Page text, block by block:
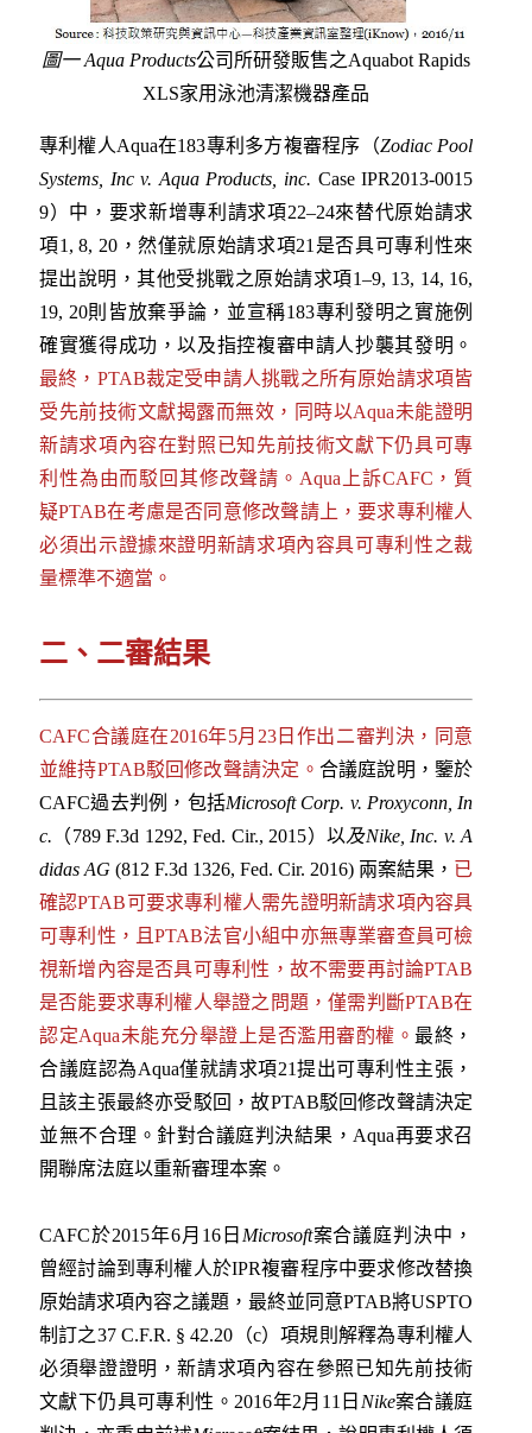
圖一Aqua Products公司所研發販售之Aquabot Rapids
XLS家用泳池清潔機器產品
專利權人Aqua在183專利多方複審程序（Zodiac Pool
Systems, Inc v. Aqua Products, inc. Case IPR2013-0015
9）中，要求新增專利請求項22–24來替代原始請求
項1, 8, 20，然僅就原始請求項21是否具可專利性來
提出說明，其他受挑戰之原始請求項1–9, 13, 14, 16,
19, 20則皆放棄爭論，並宣稱183專利發明之實施例
確實獲得成功，以及指控複審申請人抄襲其發明。
最終，PTAB裁定受申請人挑戰之所有原始請求項皆
受先前技術文獻揭露而無效，同時以Aqua未能證明
新請求項內容在對照已知先前技術文獻下仍具可專
利性為由而駁回其修改聲請。Aqua上訴CAFC，質
疑PTAB在考慮是否同意修改聲請上，要求專利權人
必須出示證據來證明新請求項內容具可專利性之裁
量標準不適當。
二、二審結果
CAFC合議庭在2016年5月23日作出二審判決，同意
並維持PTAB駁回修改聲請決定。 合議庭說明，鑒於
CAFC過去判例，包括Microsoft Corp. v. Proxyconn, In
c. （789 F.3d 1292, Fed. Cir., 2015）以及Nike, Inc. v. A
didas AG (812 F.3d 1326, Fed. Cir. 2016) 兩案結果， 已
確認PTAB可要求專利權人需先證明新請求項內容具
可專利性，且PTAB法官小組中亦無專業審查員可檢
視新增內容是否具可專利性，故不需要再討論PTAB
是否能要求專利權人舉證之問題，僅需判斷PTAB在
認定Aqua未能充分舉證上是否濫用審酌權。 最終，
合議庭認為Aqua僅就請求項21提出可專利性主張，
且該主張最終亦受駁回，故PTAB駁回修改聲請決定
並無不合理。針對合議庭判決結果，Aqua再要求召
開聯席法庭以重新審理本案。
CAFC於2015年6月16日 Microsoft案合議庭判決中，
曾經討論到專利權人於IPR複審程序中要求修改替換
原始請求項內容之議題，最終並同意PTAB將USPTO
制訂之37 C.F.R. § 42.20（c）項規則解釋為專利權人
必須舉證證明，新請求項內容在參照已知先前技術
文獻下仍具可專利性。2016年2月11日 Nike案合議庭